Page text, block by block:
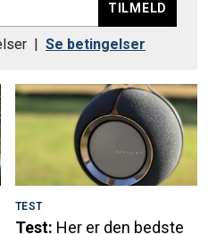
TILMELD
| Se betingelser
TEST
Test: Her er den bedste